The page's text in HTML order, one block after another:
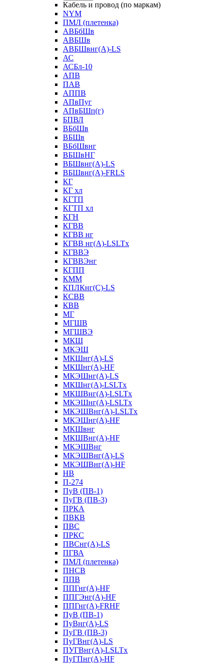
Кабель и провод (по маркам)
NYM
ПМЛ (плетенка)
АВБбШв
АВБШв
АВБШвнг(А)-LS
АС
АСБл-10
АПВ
ПАВ
АППВ
АПвПуг
АПвБШп(г)
БПВЛ
ВБбШв
ВБШв
ВБбШвнг
ВБШвНГ
ВБШвнг(А)-LS
ВБШвнг(А)-FRLS
КГ
КГ хл
КГТП
КГТП хл
КГН
КГВВ
КГВВ нг
КГВВ нг(А)-LSLTx
КГВВЭ
КГВВЭнг
КГПП
КММ
КПЛКнг(C)-LS
КСВВ
КВВ
МГ
МГШВ
МГШВЭ
МКШ
МКЭШ
МКШнг(А)-LS
МКШнг(А)-HF
МКЭШнг(А)-LS
МКШнг(А)-LSLTx
МКШВнг(A)-LSLTx
МКЭШнг(А)-LSLTx
МКЭШВнг(A)-LSLTx
МКЭШнг(А)-HF
МКШвнг
МКШВнг(А)-HF
МКЭШВнг
МКЭШВнг(А)-LS
МКЭШВнг(А)-HF
НВ
П-274
ПуВ (ПВ-1)
ПуГВ (ПВ-3)
ПРКА
ПВКВ
ПВС
ПРКС
ПВСнг(А)-LS
ПГВА
ПМЛ (плетенка)
ПНСВ
ППВ
ППГнг(А)-HF
ППГЭнг(А)-HF
ППГнг(А)-FRHF
ПуВ (ПВ-1)
ПуВнг(А)-LS
ПуГВ (ПВ-3)
ПуГВнг(А)-LS
ПУГВнг(А)-LSLTx
ПуГПнг(А)-HF